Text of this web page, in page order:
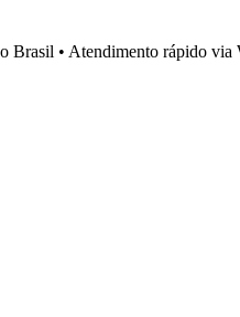
Brasil • Atendimento rápido via